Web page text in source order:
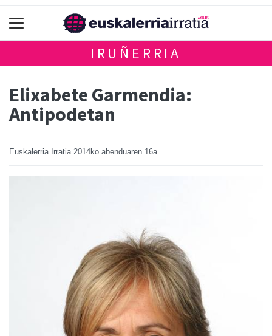
IRUÑERRIA
Elixabete Garmendia:
Antipodetan
Euskalerria Irratia 2014ko abenduaren 16a